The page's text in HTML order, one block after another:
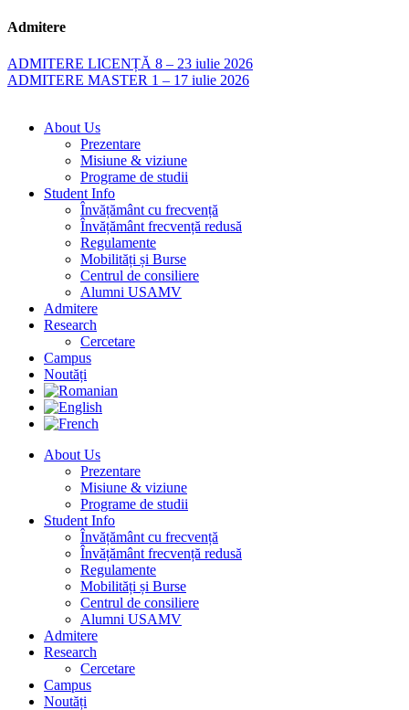
Admitere
ADMITERE LICENȚĂ 8 – 23 iulie 2026
ADMITERE MASTER 1 – 17 iulie 2026
About Us
Prezentare
Misiune & viziune
Programe de studii
Student Info
Învățământ cu frecvență
Învățământ frecvență redusă
Regulamente
Mobilități și Burse
Centrul de consiliere
Alumni USAMV
Admitere
Research
Cercetare
Campus
Noutăți
About Us
Prezentare
Misiune & viziune
Programe de studii
Student Info
Învățământ cu frecvență
Învățământ frecvență redusă
Regulamente
Mobilități și Burse
Centrul de consiliere
Alumni USAMV
Admitere
Research
Cercetare
Campus
Noutăți